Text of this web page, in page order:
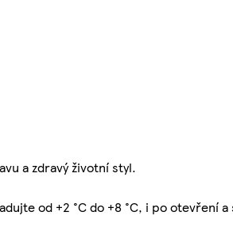
a zdravý životní styl.
od +2 °C do +8 °C, i po otevření